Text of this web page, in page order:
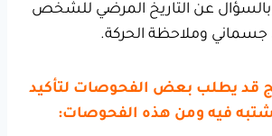
بالسؤال عن التاريخ المرضي للشخص
جسماني وملاحظة الحركة.
قد يطلب بعض الفحوصات لتأكيد
فيه ومن هذه الفحوصات: